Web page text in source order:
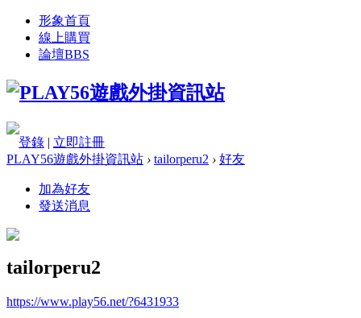
形象首頁
線上購買
論壇BBS
登錄 | 立即註冊
PLAY56遊戲外掛資訊站 › tailorperu2 › 好友
加為好友
發送消息
tailorperu2
https://www.play56.net/?6431933